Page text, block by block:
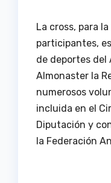
La cross, para
participantes,
de deportes
Almonaster la
numerosos
incluida en el
Diputación y
la Federación